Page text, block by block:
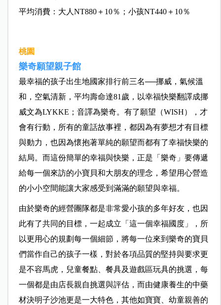
平均消費：大人NT880＋10％；小孩NT440＋10％
桃園
樂奇願望親子館
最幸福的孩子出生地國家排行前三名──挪威，氣候溫
和，空氣清新，平均壽命達81歲，以幸福快樂翻譯成挪
威文為LYKKE；音譯為樂奇。有了願望（WISH），才
會有行動，所有的童話故事裡，都因為有夢想才有目標
與動力，也因為懷抱著單純的願望而都有了幸福快樂的
結局。而這份簡單的幸福與快樂，正是「樂奇」要傳遞
給每一個來訪的小寶貝和大朋友的理念，希望用心營造
的小小空間能讓大家感受到滿滿的願望與幸福。
由於樂奇的經營團隊都是非常愛小孩的多年好友，也因
此有了共同的目標，一起成立「這一個幸福國度」，所
以更用心的規劃每一個細節，將每一位來到樂奇的寶貝
們當作自己的孩子一樣，對於各項品質的堅持與要求更
是不容馬虎，兒童餐點、餐具及遊戲區玩具的挑選，每
一個都是由店長親自挑選與評估，而由健康養生的中藥
材決明子沙池更是一大特色，其他如寶寶、幼童親善的